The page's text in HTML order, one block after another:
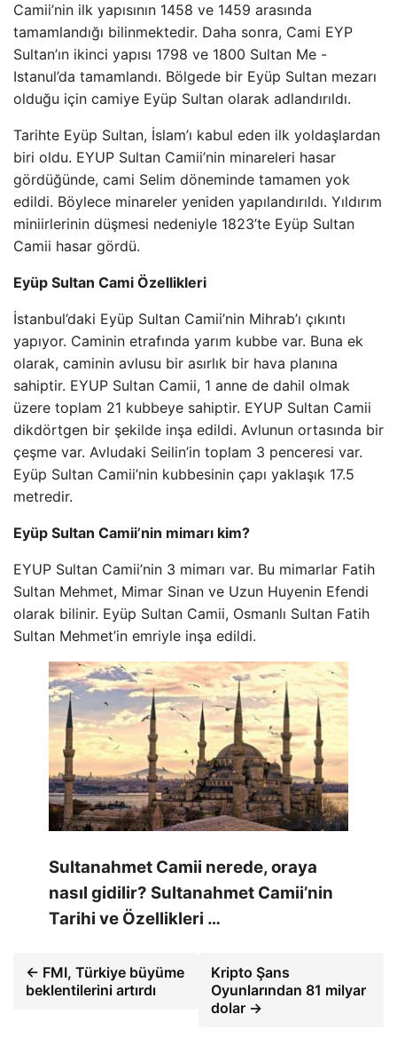
Camii’nin ilk yapısının 1458 ve 1459 arasında
tamamlandığı bilinmektedir. Daha sonra, Cami EYP
Sultan’ın ikinci yapısı 1798 ve 1800 Sultan Me -
Istanul’da tamamlandı. Bölgede bir Eyüp Sultan mezarı
olduğu için camiye Eyüp Sultan olarak adlandırıldı.
Tarihte Eyüp Sultan, İslam’ı kabul eden ilk yoldaşlardan
biri oldu. EYUP Sultan Camii’nin minareleri hasar
gördüğünde, cami Selim döneminde tamamen yok
edildi. Böylece minareler yeniden yapılandırıldı. Yıldırım
miniirlerinin düşmesi nedeniyle 1823’te Eyüp Sultan
Camii hasar gördü.
Eyüp Sultan Cami Özellikleri
İstanbul’daki Eyüp Sultan Camii’nin Mihrab’ı çıkıntı
yapıyor. Caminin etrafında yarım kubbe var. Buna ek
olarak, caminin avlusu bir asırlık bir hava planına
sahiptir. EYUP Sultan Camii, 1 anne de dahil olmak
üzere toplam 21 kubbeye sahiptir. EYUP Sultan Camii
dikdörtgen bir şekilde inşa edildi. Avlunun ortasında bir
çeşme var. Avludaki Seilin’in toplam 3 penceresi var.
Eyüp Sultan Camii’nin kubbesinin çapı yaklaşık 17.5
metredir.
Eyüp Sultan Camii’nin mimarı kim?
EYUP Sultan Camii’nin 3 mimarı var. Bu mimarlar Fatih
Sultan Mehmet, Mimar Sinan ve Uzun Huyenin Efendi
olarak bilinir. Eyüp Sultan Camii, Osmanlı Sultan Fatih
Sultan Mehmet’in emriyle inşa edildi.
Sultanahmet Camii nerede, oraya
nasıl gidilir? Sultanahmet Camii’nin
Tarihi ve Özellikleri …
← FMI, Türkiye büyüme
beklentilerini artırdı
Kripto Şans
Oyunlarından 81 milyar
dolar →